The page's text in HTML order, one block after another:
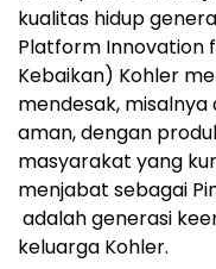
kualitas hidup
Platform Innovation
Kebaikan) Kohler
mendesak,
aman, dengan
masyarakat yang
menjabat sebagai
adalah generasi
keluarga Kohler.